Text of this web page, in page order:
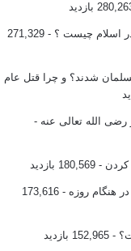
اسلام چیست ؟
- 271,329
شدند؟ و چرا قتل عام
الله تعالی عنه -
- 180,569 بازدید
هنگام روزه
- 173,616
- 152,965 بازدید